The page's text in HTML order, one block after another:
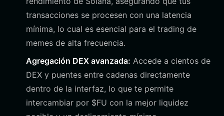
transacciones se procesen con una latencia
mínima, lo cual es esencial para el trading de
memes de alta frecuencia.
Agregación DEX avanzada: Accede a cientos de
DEX y puentes entre cadenas directamente
dentro de la interfaz, lo que te permite
intercambiar por $FU con la mejor liquidez